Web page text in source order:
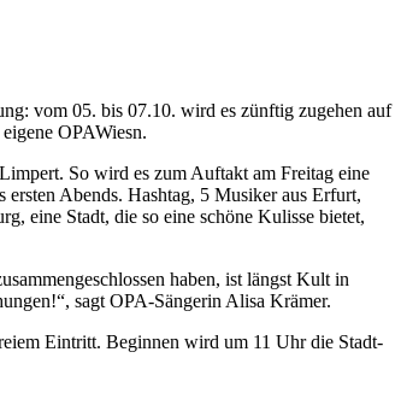
vom 05. bis 07.10. wird es zünftig zugehen auf
OPAWiesn.
So wird es zum Auftakt am Freitag eine
Abends. Hashtag, 5 Musiker aus Erfurt,
eine Stadt, die so eine schöne Kulisse bietet,
haben, ist längst Kult in
sagt OPA-Sängerin Alisa Krämer.
Eintritt. Beginnen wird um 11 Uhr die Stadt-